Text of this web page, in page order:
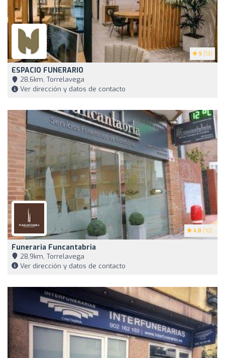
5 (13)
ESPACIO FUNERARIO
28,6km, Torrelavega
Ver dirección y datos de contacto
4.8 (10)
Funeraria Funcantabria
28,9km, Torrelavega
Ver dirección y datos de contacto